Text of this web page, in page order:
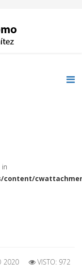
in
content/
2020 VISTO: 972